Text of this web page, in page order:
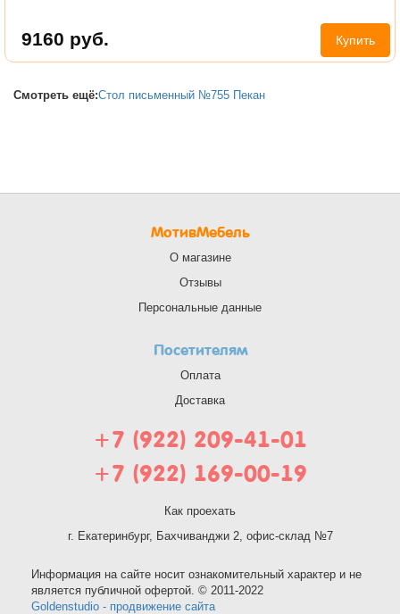
9160 руб. Купить
Смотреть ещё:Стол письменный №755 Пекан
МотивМебель
О магазине
Отзывы
Персональные данные
Посетителям
Оплата
Доставка
+7 (922) 209-41-01
+7 (922) 169-00-19
Как проехать
г. Екатеринбург, Бахчиванджи 2, офис-склад №7
Информация на сайте носит ознакомительный характер и не
является публичной офертой. © 2011-2022
Goldenstudio - продвижение сайта